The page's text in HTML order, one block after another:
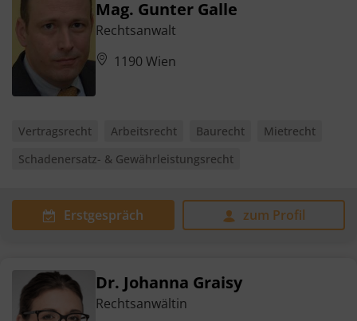
Mag. Gunter Galle
Rechtsanwalt
1190 Wien
Vertragsrecht Arbeitsrecht Baurecht
Mietrecht
Schadenersatz- & Gewährleistungsrecht
Erstgespräch zum Profil
Dr. Johanna Graisy
Rechtsanwältin